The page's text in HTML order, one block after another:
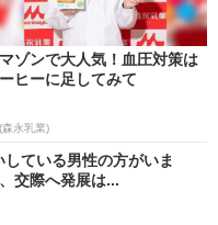
ゾンで大人気！血圧対策は
ヒーに足してみて
森永乳業)
ている男性の方がいま
交際へ発展は...